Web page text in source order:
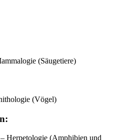
(Säugetiere)
(Vögel)
Herpetologie (Amphibien und